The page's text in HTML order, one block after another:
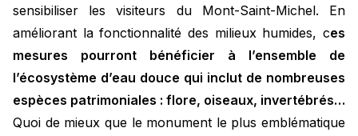
sensibiliser les visiteurs du Mont-Saint-Michel. En
améliorant la fonctionnalité des milieux humides, ces
mesures pourront bénéficier à l’ensemble de
l’écosystème d’eau douce qui inclut de nombreuses
espèces patrimoniales : flore, oiseaux, invertébrés…
Quoi de mieux que le monument le plus emblématique